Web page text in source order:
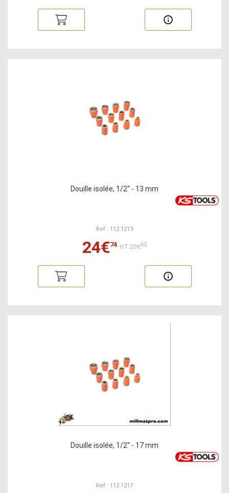
Douille isolée, 1/2'' - 13 mm
Ref : 112.1213
24€74 HT:20€62
Douille isolée, 1/2'' - 17 mm
Ref : 112.1217